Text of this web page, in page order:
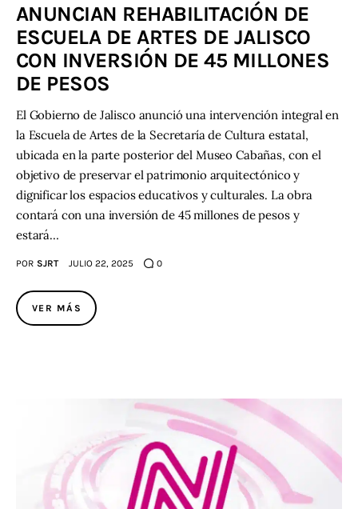
ANUNCIAN REHABILITACIÓN DE
ESCUELA DE ARTES DE JALISCO
CON INVERSIÓN DE 45 MILLONES
DE PESOS
El Gobierno de Jalisco anunció una intervención integral en
la Escuela de Artes de la Secretaría de Cultura estatal,
ubicada en la parte posterior del Museo Cabañas, con el
objetivo de preservar el patrimonio arquitectónico y
dignificar los espacios educativos y culturales. La obra
contará con una inversión de 45 millones de pesos y
estará…
POR SJRT JULIO 22, 2025 0
VER MÁS